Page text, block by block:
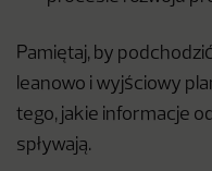
Pamiętaj, by
leanowo i wyjściowy
tego, jakie informacje
spływają.